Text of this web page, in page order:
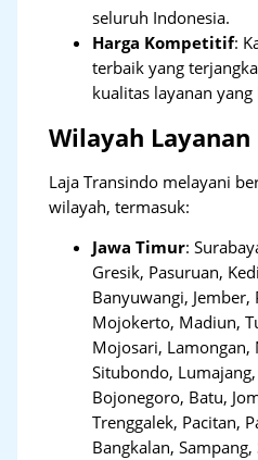
seluruh Indonesia.
Harga Kompetitif:
terbaik yang
kualitas layanan
Wilayah
Laja Transindo melayani
wilayah, termasuk:
Jawa Timur:
Gresik, Pasuruan,
Banyuwangi, Jember,
Mojokerto, Madiun,
Mojosari, Lamongan,
Situbondo,
Bojonegoro, Batu,
Trenggalek, Pacitan,
Bangkalan,